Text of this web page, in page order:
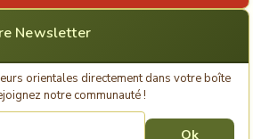
Newsletter
orientales directement dans votre boîte
notre communauté !